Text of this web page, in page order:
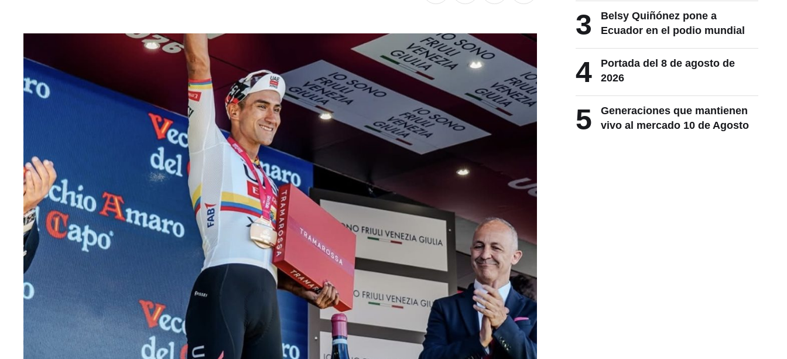
3
Belsy Quiñónez pone a
Ecuador en el podio mundial
4
Portada del 8 de agosto de
2026
5
Generaciones que mantienen
vivo al mercado 10 de Agosto